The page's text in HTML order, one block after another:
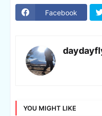
Facebook
YOU MIGHT LIKE